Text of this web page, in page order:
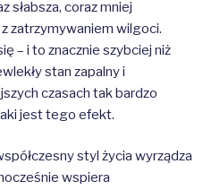
słabsza, coraz mniej
zatrzymywaniem wilgoci.
– i to znacznie szybciej niż
stan zapalny i
czasach tak bardzo
jest tego efekt.
styl życia wyrządza
wspiera